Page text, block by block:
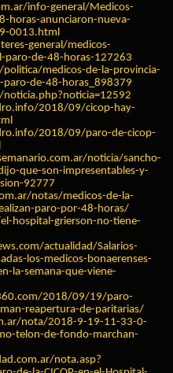
info-general/Medicos-
horas-anunciaron-nueva-
0013.html
general/medicos-
paro-de-48-horas-127263
medicos-de-la-provincia-
paro-de-48-horas_898379
2018/09/cicop-hay-
2018/09/paro-de-cicop-
noticia/sancho-
que-son-impresentables-y-
92777
notas/medicos-de-la-
paro-por-48-horas/
hospital-grierson-no-tiene-
actualidad/Salarios-
los-medicos-bonaerenses-
la-semana-que-viene-
2018/09/19/paro-
reapertura-de-paritarias/
nota/2018-9-19-11-33-0-
telon-de-fondo-marchan-
nota.asp?